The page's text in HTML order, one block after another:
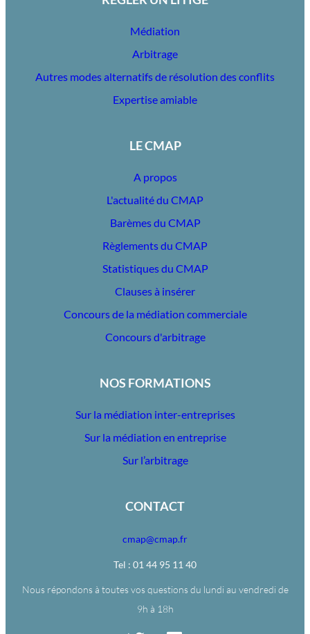
Médiation
Arbitrage
Autres modes alternatifs de résolution des conflits
Expertise amiable
LE CMAP
A propos
L'actualité du CMAP
Barèmes du CMAP
Règlements du CMAP
Statistiques du CMAP
Clauses à insérer
Concours de la médiation commerciale
Concours d'arbitrage
NOS FORMATIONS
Sur la médiation inter-entreprises
Sur la médiation en entreprise
Sur l’arbitrage
CONTACT
cmap@cmap.fr
Tel : 01 44 95 11 40
Nous répondons à toutes vos questions du lundi au vendredi de
9h à 18h